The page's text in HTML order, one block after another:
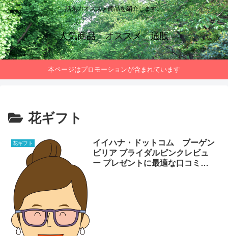
話題のオススメ商品を紹介します。
人気商品 オススメ 通販
本ページはプロモーションが含まれています
花ギフト
花ギフト
イイハナ・ドットコム ブーゲン
ビリア ブライダルピンクレビュ
ー プレゼントに最適な口コミま